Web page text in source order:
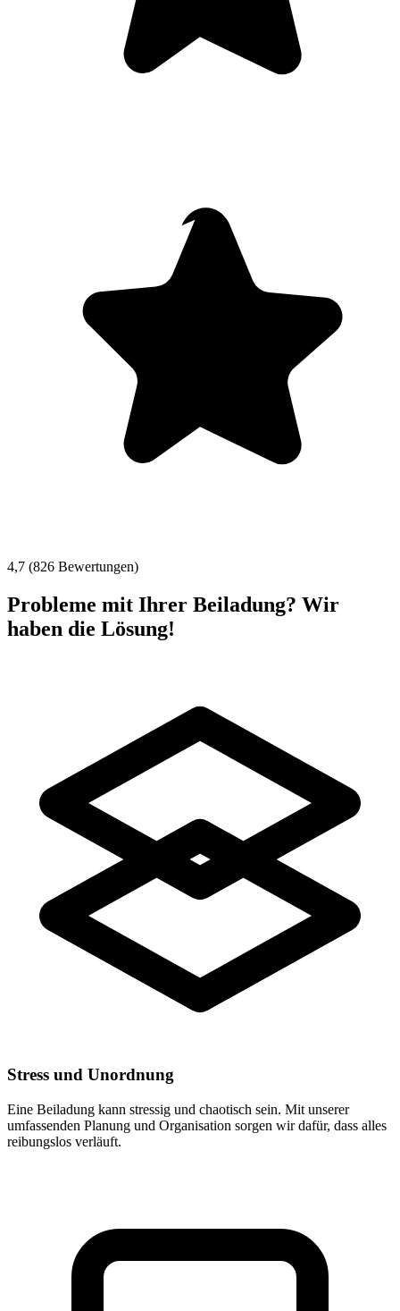
4,7 (826 Bewertungen)
Probleme mit Ihrer Beiladung? Wir
haben die Lösung!
Stress und Unordnung
Eine Beiladung kann stressig und chaotisch sein. Mit unserer
umfassenden Planung und Organisation sorgen wir dafür, dass alles
reibungslos verläuft.